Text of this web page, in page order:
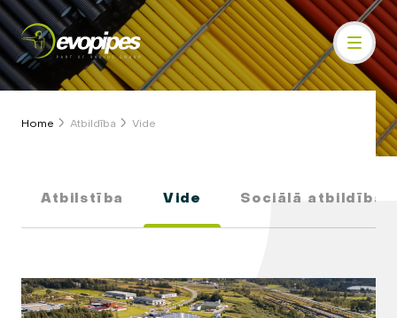
Home Atbildība Vide
Atbilstība Vide Sociālā atbildība